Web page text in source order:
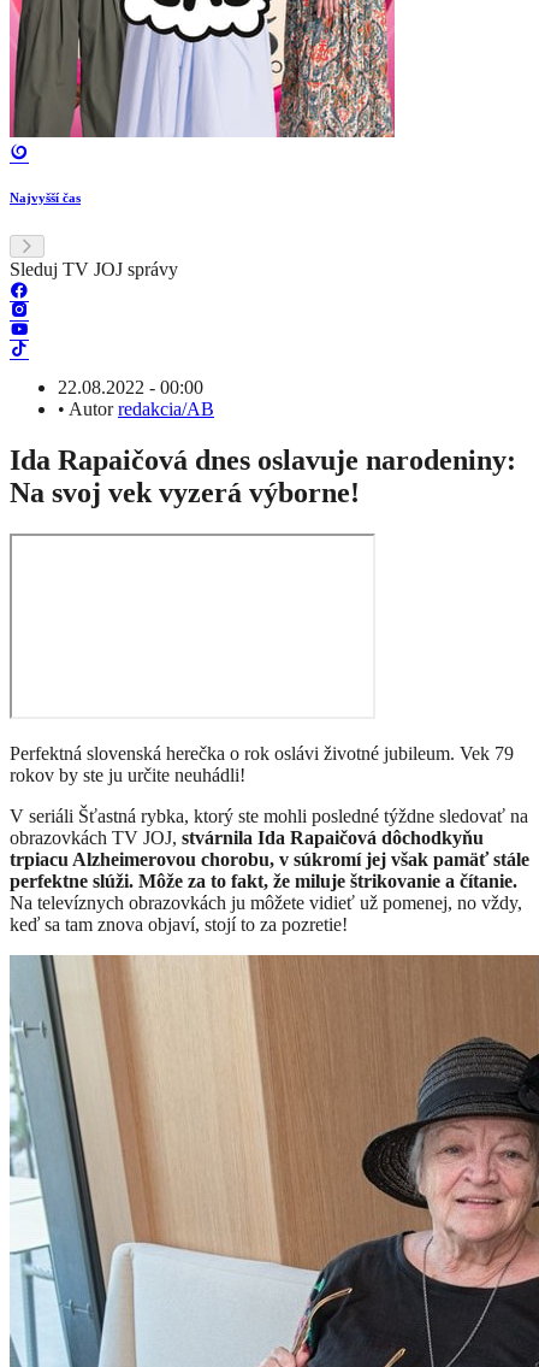
Najvyšší čas
Sleduj TV JOJ správy
22.08.2022 - 00:00
• Autorredakcia/AB
Ida Rapaičová dnes oslavuje narodeniny:
Na svoj vek vyzerá výborne!
Perfektná slovenská herečka o rok oslávi životné jubileum. Vek 79
rokov by ste ju určite neuhádli!
V seriáli Šťastná rybka, ktorý ste mohli posledné týždne sledovať na
obrazovkách TV JOJ, stvárnila Ida Rapaičová dôchodkyňu
trpiacu Alzheimerovou chorobu, v súkromí jej však pamäť stále
perfektne slúži. Môže za to fakt, že miluje štrikovanie a čítanie.
Na televíznych obrazovkách ju môžete vidieť už pomenej, no vždy,
keď sa tam znova objaví, stojí to za pozretie!